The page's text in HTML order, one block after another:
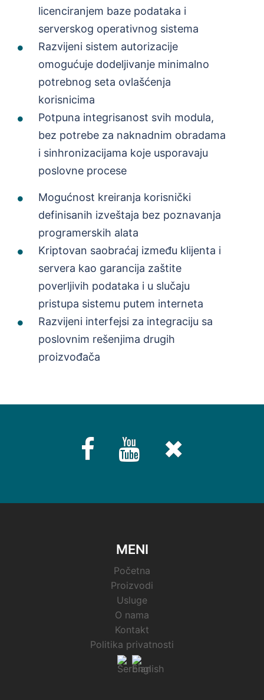
licenciranjem baze podataka i
serverskog operativnog sistema
Razvijeni sistem autorizacije
omogućuje dodeljivanje minimalno
potrebnog seta ovlašćenja
korisnicima
Potpuna integrisanost svih modula,
bez potrebe za naknadnim obradama
i sinhronizacijama koje usporavaju
poslovne procese
Mogućnost kreiranja korisnički
definisanih izveštaja bez poznavanja
programerskih alata
Kriptovan saobraćaj između klijenta i
servera kao garancija zaštite
poverljivih podataka i u slučaju
pristupa sistemu putem interneta
Razvijeni interfejsi za integraciju sa
poslovnim rešenjima drugih
proizvođača
Youtube
MENI
Početna
Proizvodi
Usluge
O nama
Kontakt
Politika privatnosti